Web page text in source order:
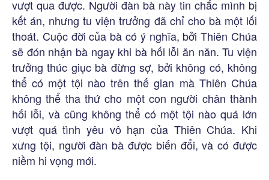
vượt qua được. Người đàn bà này tin chắc mình bị
kết án, nhưng tu viện trưởng đã chỉ cho bà một lối
thoát. Cuộc đời của bà có ý nghĩa, bởi Thiên Chúa
sẽ đón nhận bà ngay khi bà hối lỗi ăn năn. Tu viện
trưởng thúc giục bà đừng sợ, bởi không có, không
thể có một tội nào trên thế gian mà Thiên Chúa
không thể tha thứ cho một con người chân thành
hối lỗi, và cũng không thể có một tội nào quá lớn
vượt quá tình yêu vô hạn của Thiên Chúa. Khi
xưng tội, người đàn bà được biến đổi, và có được
niềm hi vọng mới.